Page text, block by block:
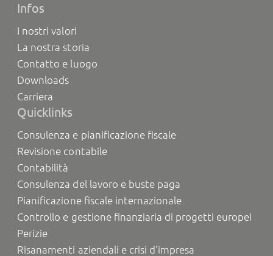
Infos
I nostri valori
La nostra storia
Contatto e luogo
Downloads
Carriera
Quicklinks
Consulenza e pianificazione fiscale
Revisione contabile
Contabilità
Consulenza del lavoro e buste paga
Pianificazione fiscale internazionale
Controllo e gestione finanziaria di progetti europei
Perizie
Risanamenti aziendali e crisi d'impresa